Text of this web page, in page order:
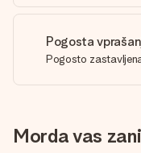
Pogosta
Pogosto
Morda vas